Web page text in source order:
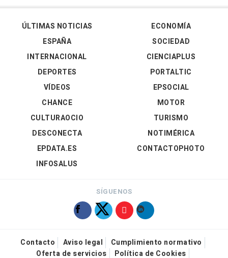
ÚLTIMAS NOTICIAS
ESPAÑA
INTERNACIONAL
DEPORTES
VÍDEOS
ECONOMÍA
SOCIEDAD
CIENCIAPLUS
PORTALTIC
EPSOCIAL
CHANCE
CULTURAOCIO
DESCONECTA
EPDATA.ES
INFOSALUS
MOTOR
TURISMO
NOTIMÉRICA
CONTACTOPHOTO
SÍGUENOS
Contacto Aviso legal
Cumplimiento normativo
Oferta de servicios
Política de Cookies